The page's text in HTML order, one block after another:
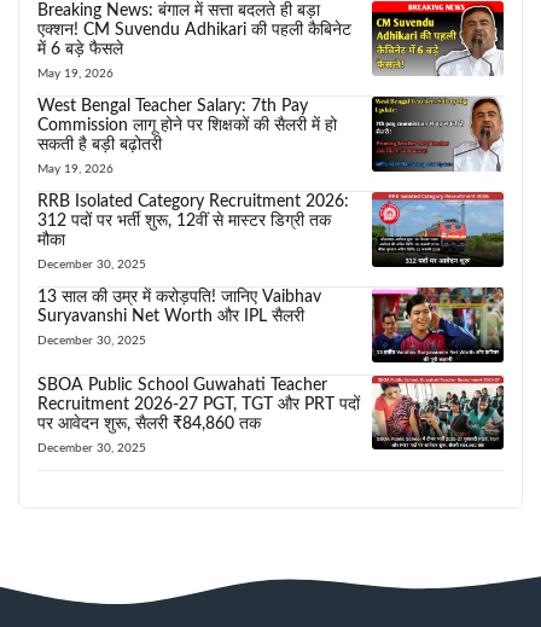
Breaking News: बंगाल में सत्ता बदलते ही बड़ा
एक्शन! CM Suvendu Adhikari की पहली कैबिनेट
में 6 बड़े फैसले
May 19, 2026
West Bengal Teacher Salary: 7th Pay
Commission लागू होने पर शिक्षकों की सैलरी में हो
सकती है बड़ी बढ़ोतरी
May 19, 2026
RRB Isolated Category Recruitment 2026:
312 पदों पर भर्ती शुरू, 12वीं से मास्टर डिग्री तक
मौका
December 30, 2025
13 साल की उम्र में करोड़पति! जानिए Vaibhav
Suryavanshi Net Worth और IPL सैलरी
December 30, 2025
SBOA Public School Guwahati Teacher
Recruitment 2026-27 PGT, TGT और PRT पदों
पर आवेदन शुरू, सैलरी ₹84,860 तक
December 30, 2025